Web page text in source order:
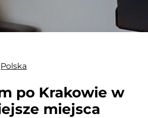
Polska
po Krakowie w
miejsca